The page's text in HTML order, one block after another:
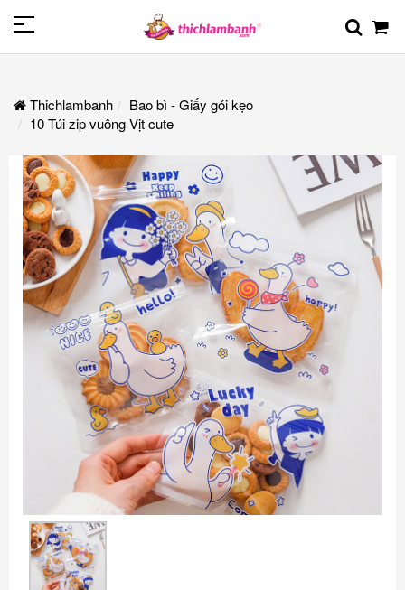
Thichlambanh
Bao bì - Giấy gói kẹo
10 Túi zip vuông Vịt cute